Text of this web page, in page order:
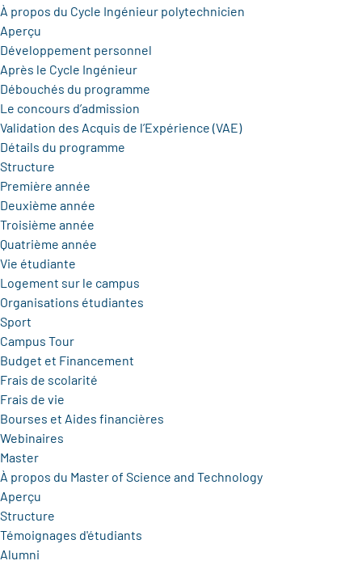
À propos du Cycle Ingénieur polytechnicien
Aperçu
Développement personnel
Après le Cycle Ingénieur
Débouchés du programme
Le concours d’admission
Validation des Acquis de l’Expérience (VAE)
Détails du programme
Structure
Première année
Deuxième année
Troisième année
Quatrième année
Vie étudiante
Logement sur le campus
Organisations étudiantes
Sport
Campus Tour
Budget et Financement
Frais de scolarité
Frais de vie
Bourses et Aides financières
Webinaires
Master
À propos du Master of Science and Technology
Aperçu
Structure
Témoignages d'étudiants
Alumni